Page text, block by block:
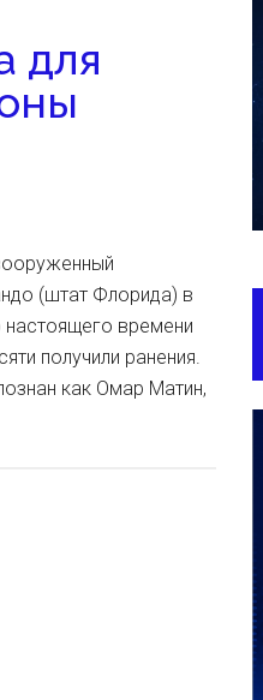
для
(штат Флорида) в
времени
получили ранения.
как Омар Матин,